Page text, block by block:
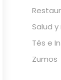
Salud
Tés e
Zumos